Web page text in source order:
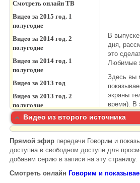
Видео из второго источника
Прямой эфир передачи Говорим и
доступна в свободном доступе для
добавим серию в записи на эту страницу.
Смотреть онлайн Говорим и